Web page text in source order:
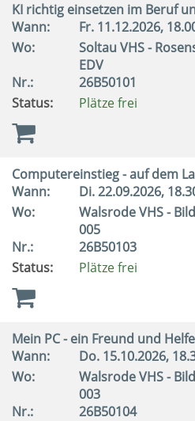
KI richtig einsetzen im Beruf
Wann:
Fr. 11.12.2026,
Wo:
Soltau VHS -
EDV
Nr.:
26B50101
Status:
Plätze frei
Computereinstieg - auf dem
Wann:
Di.22.09.2026,
Wo:
Walsrode VHS -
005
Nr.:
26B50103
Status:
Plätze frei
Mein PC - ein Freund und
Wann:
Do. 15.10.2026,
Wo:
Walsrode VHS -
003
Nr.:
26B50104